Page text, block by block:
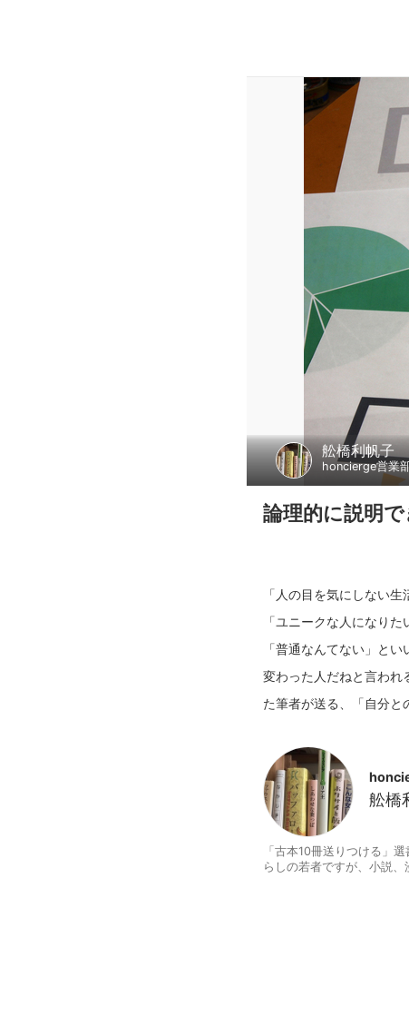
舩橋利帆子
honcierge営業
論理的に説明
「人の目を気にしない
「ユニークな人になり
「普通なんてない」とい
変わった人だねと言わ
舩橋
「古本10冊送りつける」
らしの若者ですが、小説、